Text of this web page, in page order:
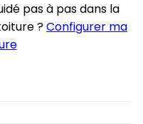
pas à pas dans la
?Configurer ma